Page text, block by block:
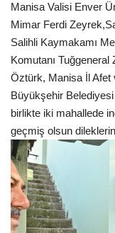
Manisa Valisi Enver
Mimar Ferdi
Salihli Kaymakamı
Komutanı Tuğgeneral
Öztürk, Manisa İl Afet
Büyükşehir
birlikte iki mahallede
geçmiş olsun